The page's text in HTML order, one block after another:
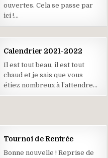
ouvertes. Cela se passe par
ici !…
2021
Calendrier 2021-2022
Il est tout beau, il est tout
chaud et je sais que vous
étiez nombreux à l’attendre…
2021
Tournoi de Rentrée
Bonne nouvelle ! Reprise de